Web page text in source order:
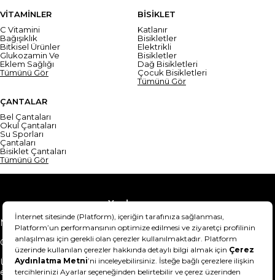
VİTAMİNLER
C Vitamini
Bağışıklık
Bitkisel Ürünler
Glukozamin Ve
Eklem Sağlığı
Tümünü Gör
BİSİKLET
Katlanır
Bisikletler
Elektrikli
Bisikletler
Dağ Bisikletleri
Çocuk Bisikletleri
Tümünü Gör
ÇANTALAR
Bel Çantaları
Okul Çantaları
Su Sporları
Çantaları
Bisiklet Çantaları
Tümünü Gör
Yardım
Mesafeli Satış Sözleşmesi
Teslimat Bilgisi
Gizlilik Sözleşmesi
Şartlar & Koşullar
Ürünümü nasıl iade
edebilirim?
Hakkımızda